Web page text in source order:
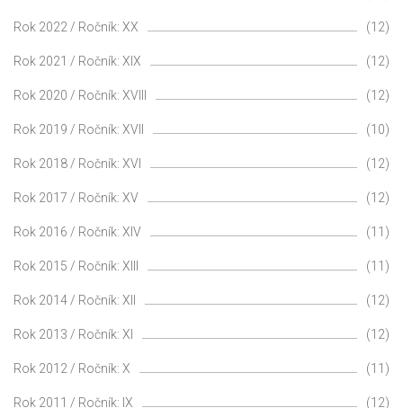
Rok 2022 / Ročník: XX (12)
Rok 2021 / Ročník: XIX (12)
Rok 2020 / Ročník: XVIII (12)
Rok 2019 / Ročník: XVII (10)
Rok 2018 / Ročník: XVI (12)
Rok 2017 / Ročník: XV (12)
Rok 2016 / Ročník: XIV (11)
Rok 2015 / Ročník: XIII (11)
Rok 2014 / Ročník: XII (12)
Rok 2013 / Ročník: XI (12)
Rok 2012 / Ročník: X (11)
Rok 2011 / Ročník: IX (12)